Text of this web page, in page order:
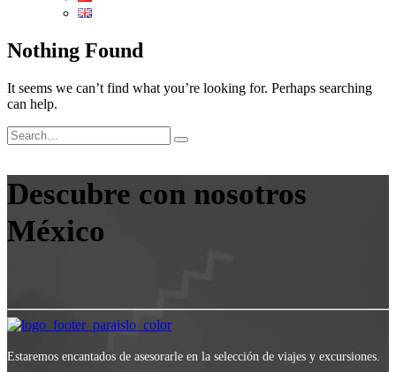
Nothing Found
It seems we can’t find what you’re looking for. Perhaps searching
can help.
Descubre con nosotros
México
Estaremos encantados de asesorarle en la selección de viajes y excursiones.